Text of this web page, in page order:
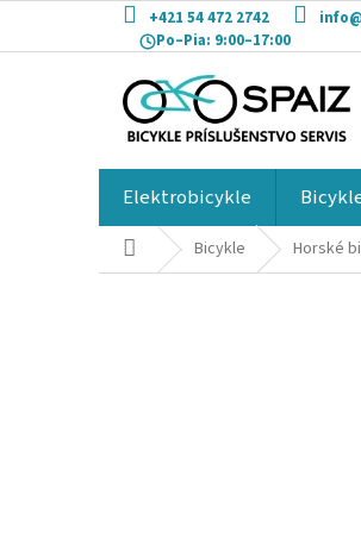
obsah
+421 54 472 2742
Po–Pia: 9:00–17:00
Elektrobicykle
DomovBicykle Horské